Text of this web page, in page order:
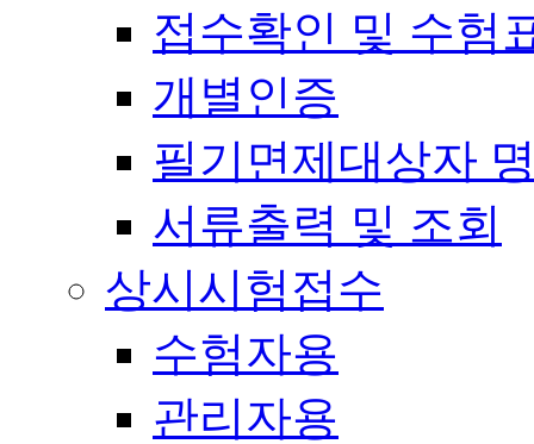
접수확인 및 수험
개별인증
필기면제대상자
서류출력 및 조회
상시시험접수
수험자용
관리자용